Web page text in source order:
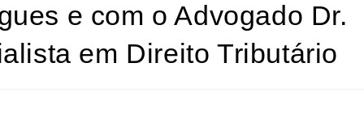
e com o Advogado Dr.
em Direito Tributário